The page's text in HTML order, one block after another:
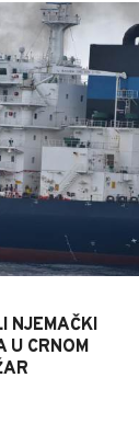
NJEMAČKI
U CRNOM